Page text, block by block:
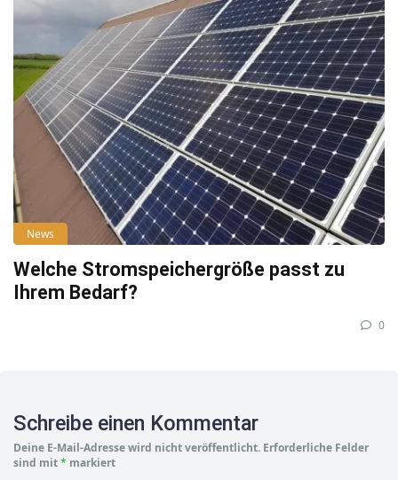
News
Welche Stromspeichergröße passt zu
Ihrem Bedarf?
0
Schreibe einen Kommentar
Deine E-Mail-Adresse wird nicht veröffentlicht. Erforderliche Felder
sind mit* markiert